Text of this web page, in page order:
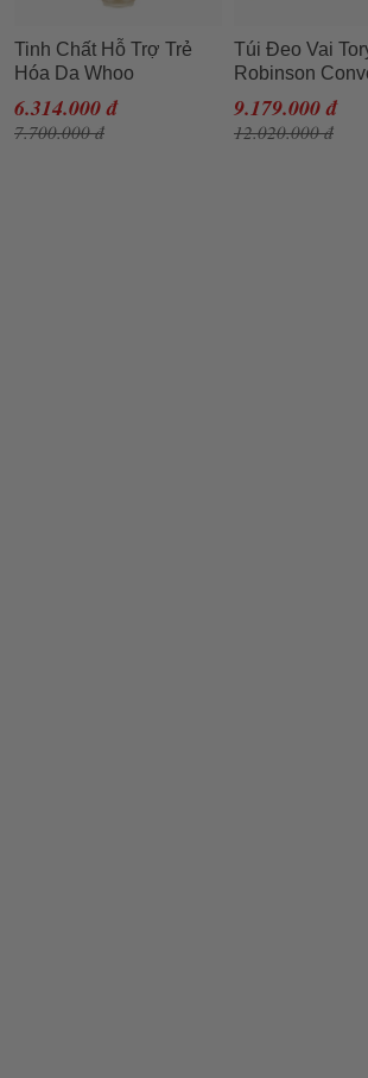
Tinh Chất Hỗ Trợ Trẻ
Hóa Da Whoo
Cheonyuldan
Regenerating Essence
6.314.000 đ
7.700.000 đ
Túi Đeo Vai
Robinson
Shoulder Bag-
Cho Nữ
9.179.000 đ
12.020.000 đ